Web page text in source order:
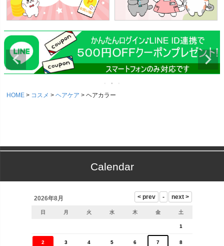
HOME コスメ ヘアケア ヘアカラー
Calendar
2026年8月
日 月 火 水 木 金 土
1
2 3 4 5 6 7 8